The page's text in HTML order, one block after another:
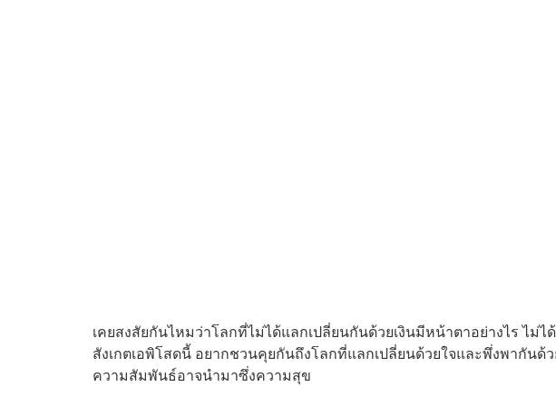
เคยสงสัยกันไหมว่าโลกที่ไม่ได้แลกเปลี่ยนกันด้วยเงินมีหน้าตาอย่างไร ไม่
สังเกตเอพิโสดนี้ อยากชวนคุยกันถึงโลกที่แลกเปลี่ยนด้วยใจและพึ่งพากัน
ความสัมพันธ์อาจนำมาซึ่งความสุข